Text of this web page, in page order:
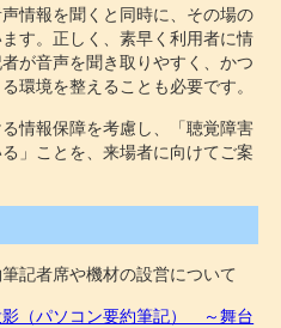
情報を聞くと同時に、その場の
す。正しく、素早く利用者に情
が音声を聞き取りやすく、かつ
環境を整えることも必要です。
情報保障を考慮し、「聴覚障害
」ことを、来場者に向けてご案
記者席や機材の設営について
（パソコン要約筆記） ～舞台